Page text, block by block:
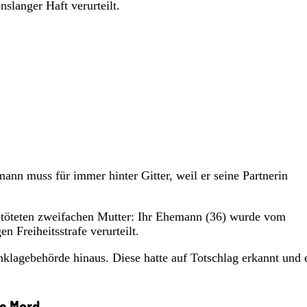
Haft verurteilt.
muss für immer hinter Gitter, weil er seine Partnerin
zweifachen Mutter: Ihr Ehemann (36) wurde vom
Freiheitsstrafe verurteilt.
hinaus. Diese hatte auf Totschlag erkannt und